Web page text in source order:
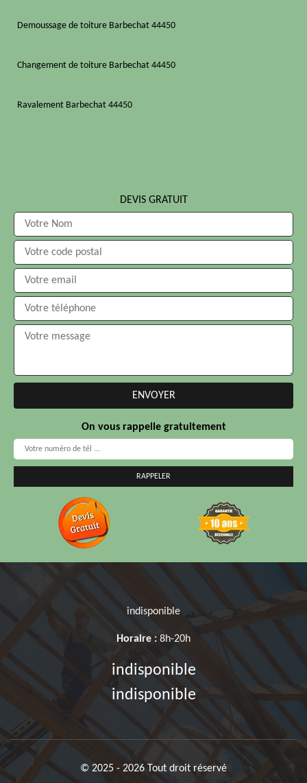
Demoussage de toiture Barbechat 44450
Changement de toiture Barbechat 44450
Ravalement Barbechat 44450
DEVIS GRATUIT
On vous rappelle gratuitement
indisponible
Horaire : 8h-20h
indisponible
indisponible
© 2025 - 2026 Tout droit réservé